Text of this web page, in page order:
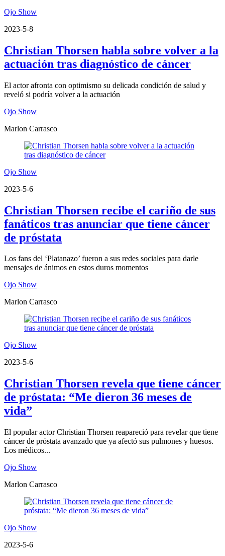
Ojo Show
2023-5-8
Christian Thorsen habla sobre volver a la
actuación tras diagnóstico de cáncer
El actor afronta con optimismo su delicada condición de salud y
reveló si podría volver a la actuación
Ojo Show
Marlon Carrasco
Ojo Show
2023-5-6
Christian Thorsen recibe el cariño de sus
fanáticos tras anunciar que tiene cáncer
de próstata
Los fans del ‘Platanazo’ fueron a sus redes sociales para darle
mensajes de ánimos en estos duros momentos
Ojo Show
Marlon Carrasco
Ojo Show
2023-5-6
Christian Thorsen revela que tiene cáncer
de próstata: “Me dieron 36 meses de
vida”
El popular actor Christian Thorsen reapareció para revelar que tiene
cáncer de próstata avanzado que ya afectó sus pulmones y huesos.
Los médicos...
Ojo Show
Marlon Carrasco
Ojo Show
2023-5-6